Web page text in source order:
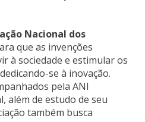
Nacional dos
que as invenções
à sociedade e estimular os
se à inovação.
pela ANI
além de estudo de seu
também busca